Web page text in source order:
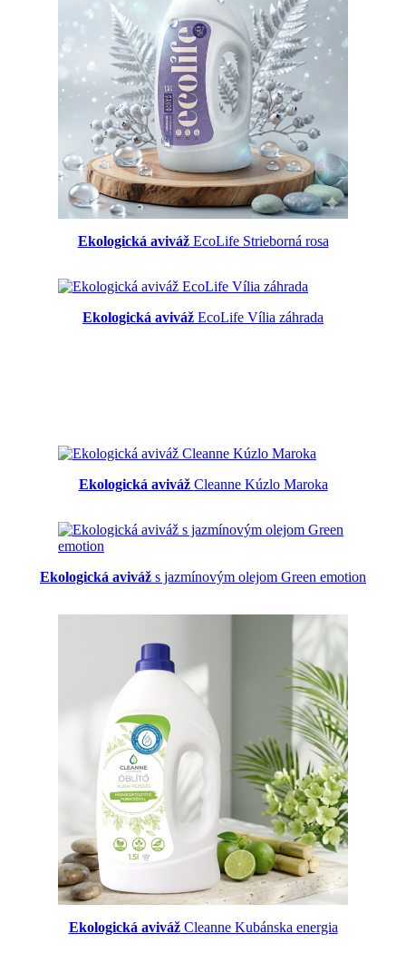
Ekologická avivážEcoLife Strieborná rosa
Ekologická aviváž EcoLife Vília záhrada
Ekologická aviváž Cleanne Kúzlo Maroka
Ekologická aviváž s jazmínovým olejom Green emotion
Ekologická avivážCleanne Kubánska energia